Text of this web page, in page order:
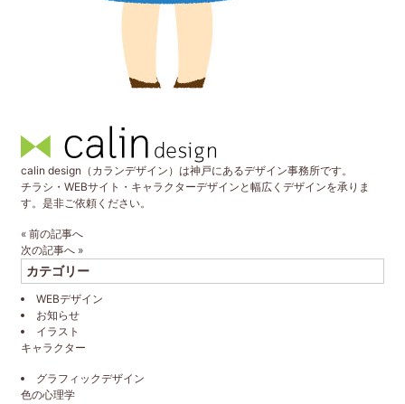
calin design（カランデザイン）は神戸にあるデザイン事務所です。
チラシ・WEBサイト・キャラクターデザインと幅広くデザインを承りま
す。是非ご依頼ください。
« 前の記事へ
次の記事へ »
カテゴリー
WEBデザイン
お知らせ
イラスト
キャラクター
グラフィックデザイン
色の心理学